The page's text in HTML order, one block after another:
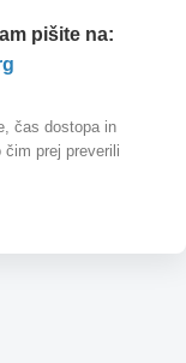
pišite na:
čas dostopa in
prej preverili